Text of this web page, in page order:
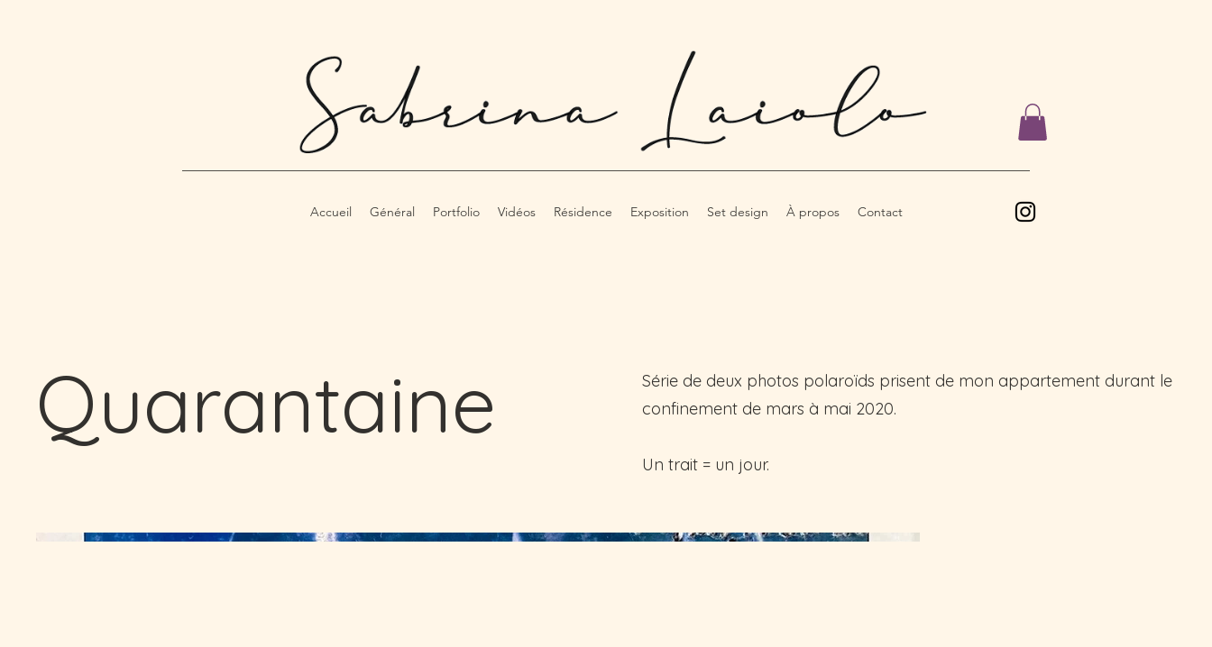
Accueil Général Portfolio Vidéos Résidence Exposition Set design À propos Contact
Quarantaine
Série de deux photos polaroïds prisent de mon appartement durant le
confinement de mars à mai 2020.
Un trait = un jour.